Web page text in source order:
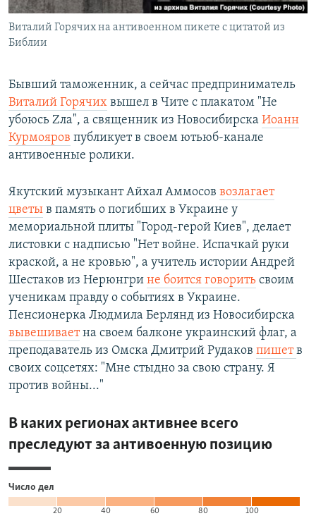
Виталий Горячих на антивоенном пикете с цитатой из
Библии
Бывший таможенник, а сейчас предприниматель
Виталий Горячих вышел в Чите с плакатом "Не
убоюсь Zла", а священник из Новосибирска Иоанн
Курмояров публикует в своем ютьюб-канале
антивоенные ролики.
Якутский музыкант Айхал Аммосов возлагает
цветы в память о погибших в Украине у
мемориальной плиты "Город-герой Киев", делает
листовки с надписью "Нет войне. Испачкай руки
краской, а не кровью", а учитель истории Андрей
Шестаков из Нерюнгри не боится говорить своим
ученикам правду о событиях в Украине.
Пенсионерка Людмила Берлянд из Новосибирска
вывешиваетна своем балконе украинский флаг, а
преподаватель из Омска Дмитрий Рудаков пишетв
своих соцсетях: "Мне стыдно за свою страну. Я
против войны..."